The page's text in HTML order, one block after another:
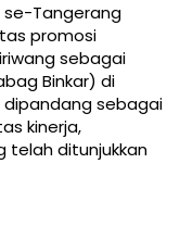
se-Tangerang
promosi
sebagai
Binkar) di
dipandang sebagai
kinerja,
telah ditunjukkan